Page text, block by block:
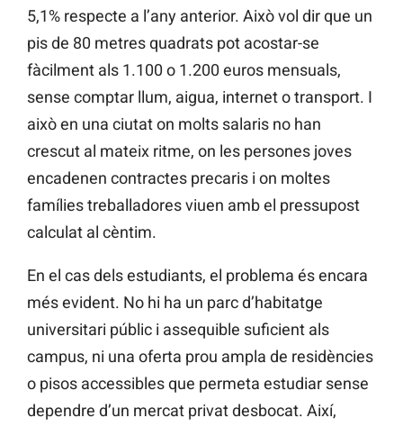
5,1% respecte a l’any anterior. Això vol dir que un
pis de 80 metres quadrats pot acostar-se
fàcilment als 1.100 o 1.200 euros mensuals,
sense comptar llum, aigua, internet o transport. I
això en una ciutat on molts salaris no han
crescut al mateix ritme, on les persones joves
encadenen contractes precaris i on moltes
famílies treballadores viuen amb el pressupost
calculat al cèntim.
En el cas dels estudiants, el problema és encara
més evident. No hi ha un parc d’habitatge
universitari públic i assequible suficient als
campus, ni una oferta prou ampla de residències
o pisos accessibles que permeta estudiar sense
dependre d’un mercat privat desbocat. Així,